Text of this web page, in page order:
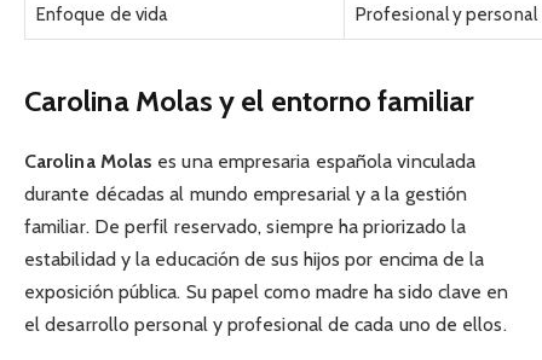
Enfoque de vida Profesional y
Carolina Molas y el entorno familiar
Carolina Molas es una empresaria española vinculada
durante décadas al mundo empresarial y a la gestión
familiar. De perfil reservado, siempre ha priorizado la
estabilidad y la educación de sus hijos por encima de la
exposición pública. Su papel como madre ha sido clave en
el desarrollo personal y profesional de cada uno de ellos.